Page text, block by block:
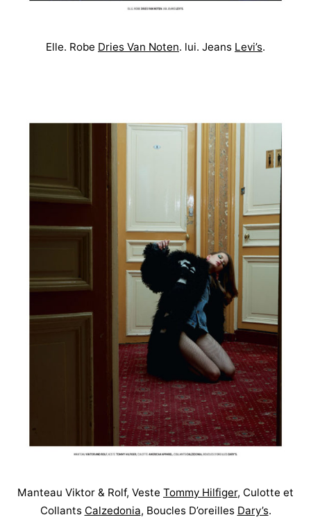
Elle. Robe Dries Van Noten. lui. Jeans Levi’s.
Manteau Viktor & Rolf, Veste Tommy Hilfiger, Culotte et
Collants Calzedonia, Boucles D’oreilles Dary’s.